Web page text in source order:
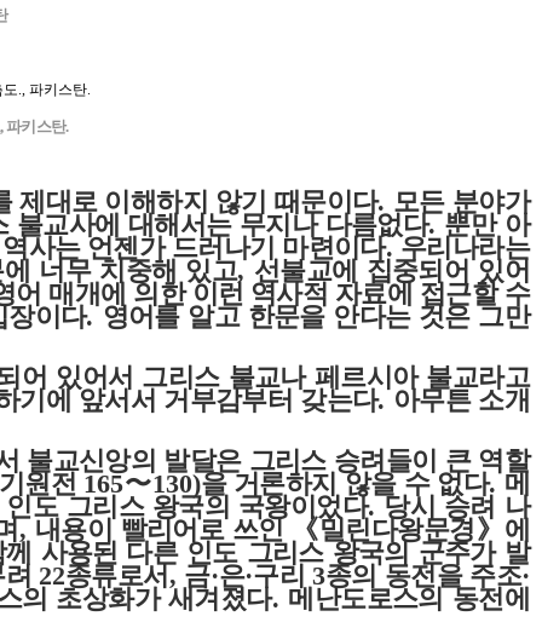
파키스탄.
제대로 이해하지 않기 때문이다. 모든 분야가
불교사에 대해서는 무지나 다름없다.뿐만 아
사는 언젠가 드러나기 마련이다.우리나라는
너무 치중해 있고, 선불교에 집중되어 있어
어 매개에 의한 이런 역사적 자료에 접근할 수
장이다. 영어를 알고 한문을 안다는 것은 그만
어 있어서 그리스 불교나 페르시아 불교라고
기에 앞서서 거부감부터 갖는다.아무튼 소개
불교신앙의 발달은 그리스 승려들이 큰 역할
원전165〜130)을 거론하지 않을 수 없다.메
도 그리스 왕국의 국왕이었다.당시 승려 나
, 내용이 빨리어로 쓰인 《밀린다왕문경》 에
사용된 다른 인도 그리스 왕국의 군주가 발
22종류로서, 금·은·구리3종의 동전을 주조·
의 초상화가 새겨졌다. 메난도로스의 동전에